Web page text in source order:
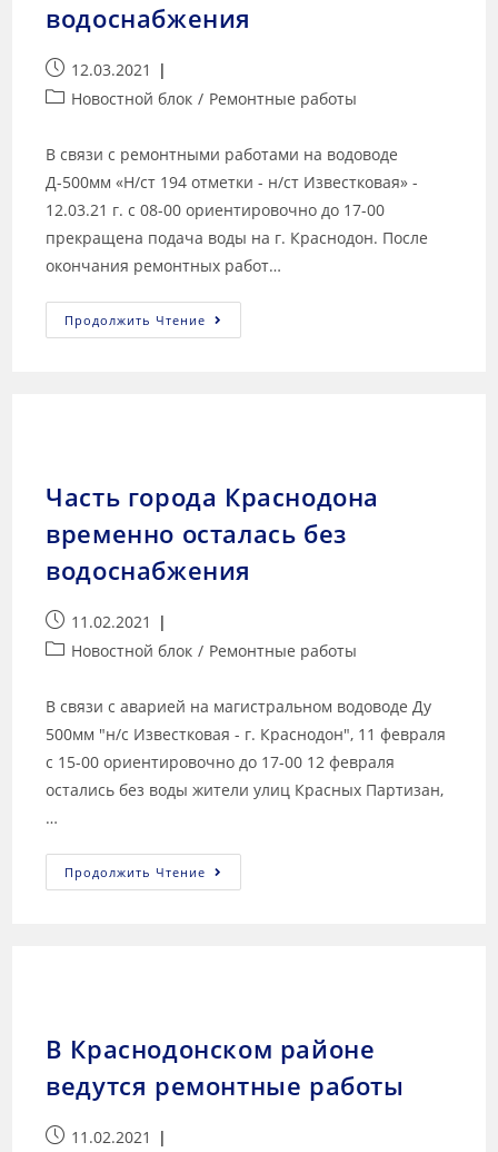
водоснабжения
12.03.2021
Новостной блок / Ремонтные работы
В связи с ремонтными работами на водоводе
Д-500мм «Н/ст 194 отметки - н/ст Известковая» -
12.03.21 г. с 08-00 ориентировочно до 17-00
прекращена подача воды на г. Краснодон. После
окончания ремонтных работ…
Продолжить Чтение
Часть города Краснодона
временно осталась без
водоснабжения
11.02.2021
Новостной блок / Ремонтные работы
В связи с аварией на магистральном водоводе Ду
500мм "н/с Известковая - г. Краснодон", 11 февраля
с 15-00 ориентировочно до 17-00 12 февраля
остались без воды жители улиц Красных Партизан,
…
Продолжить Чтение
В Краснодонском районе
ведутся ремонтные работы
11.02.2021